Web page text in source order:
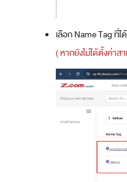
เลือก Name Tag ที่ไ
( หากยังไม่ได้ตั้งค่าส